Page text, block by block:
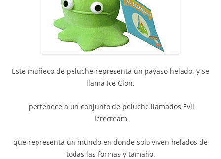
Este muñeco de peluche representa un payaso helado, y se
llama Ice Clon,
pertenece a un conjunto de peluche llamados Evil
Icrecream
que representa un mundo en donde solo viven helados de
todas las formas y tamaño.